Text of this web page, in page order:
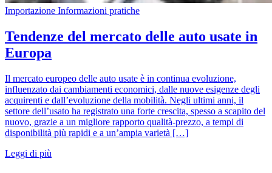
Importazione Informazioni pratiche
Tendenze del mercato delle auto usate in
Europa
Il mercato europeo delle auto usate è in continua evoluzione,
influenzato dai cambiamenti economici, dalle nuove esigenze degli
acquirenti e dall’evoluzione della mobilità. Negli ultimi anni, il
settore dell’usato ha registrato una forte crescita, spesso a scapito del
nuovo, grazie a un migliore rapporto qualità-prezzo, a tempi di
disponibilità più rapidi e a un’ampia varietà […]
Leggi di più